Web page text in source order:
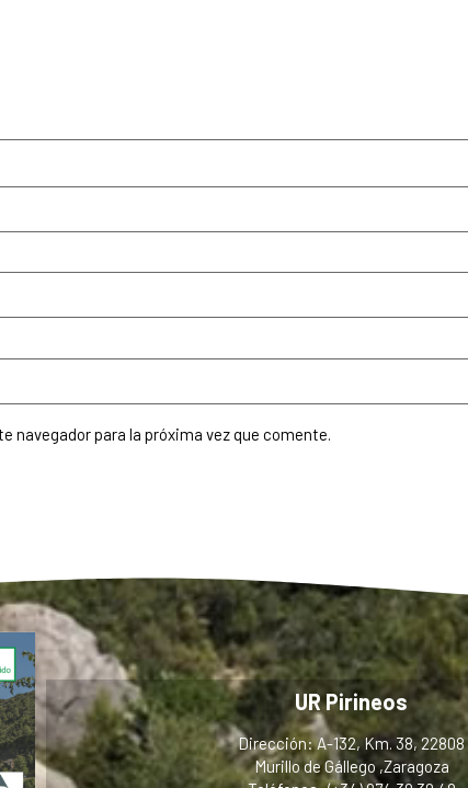
navegador para la próxima vez que comente.
UR Pirineos
Dirección: A-132, Km. 38, 22808
Murillo de Gállego ,Zaragoza